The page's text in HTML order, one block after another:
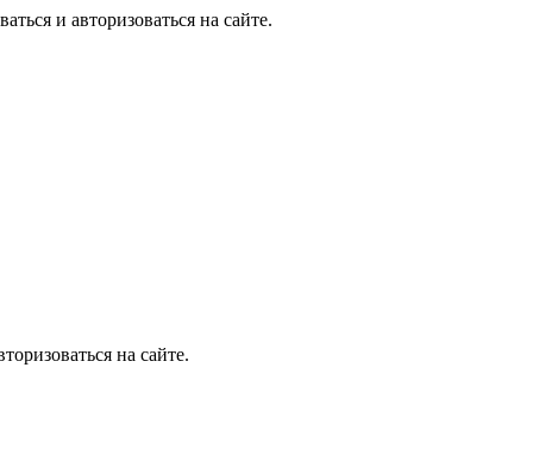
и авторизоваться на сайте.
на сайте.